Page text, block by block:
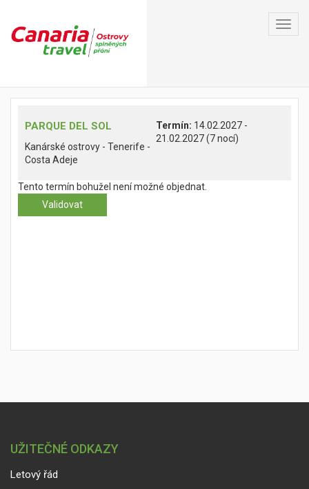
PARQUE DEL SOL
Kanárské ostrovy - Tenerife -
Costa Adeje
Termín: 14.02.2027 -
21.02.2027 (7 nocí)
Tento termín bohužel není možné objednat.
UŽITEČNÉ ODKAZY
Letový řád